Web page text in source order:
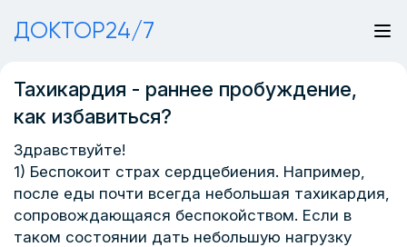
ДОКТОР24/7
Тахикардия - раннее пробуждение,
как избавиться?
Здравствуйте!
1) Беспокоит страх сердцебиения. Например,
после еды почти всегда небольшая тахикардия,
сопровождающаяся беспокойством. Если в
таком состоянии дать небольшую нагрузку